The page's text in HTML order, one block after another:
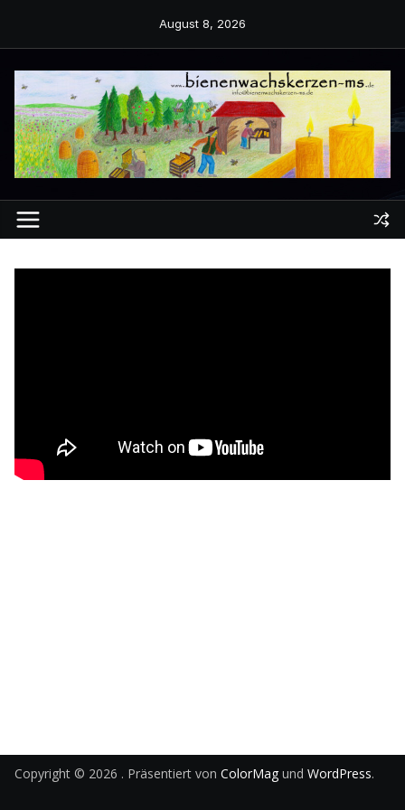
August 8, 2026
Copyright © 2026 . Präsentiert von ColorMag und WordPress.